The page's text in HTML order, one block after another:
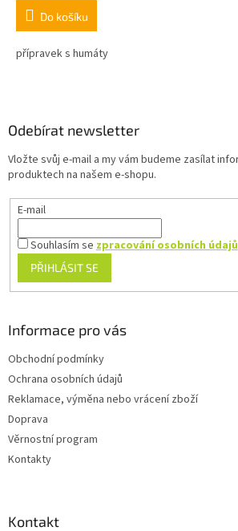
Do košíku
přípravek s humáty
Odebírat newsletter
Vložte svůj e-mail a my vám budeme zasílat
produktech na našem e-shopu.
E-mail
Souhlasím sezpracování osobních údajů
PŘIHLÁSIT SE
Informace pro vás
Obchodní podmínky
Ochrana osobních údajů
Reklamace, výměna nebo vrácení zboží
Doprava
Věrnostní program
Kontakty
Kontakt